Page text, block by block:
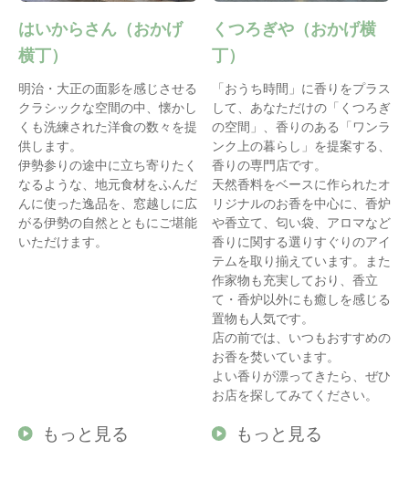
はいからさん（おかげ
横丁）
明治・大正の面影を感じさせる
クラシックな空間の中、懐かし
くも洗練された洋食の数々を提
供します。
伊勢参りの途中に立ち寄りたく
なるような、地元食材をふんだ
んに使った逸品を、窓越しに広
がる伊勢の自然とともにご堪能
いただけます。
もっと見る
くつろぎや（おかげ横
丁）
「おうち時間」に香りをプラス
して、あなただけの「くつろぎ
の空間」、香りのある「ワンラ
ンク上の暮らし」を提案する、
香りの専門店です。
天然香料をベースに作られたオ
リジナルのお香を中心に、香炉
や香立て、匂い袋、アロマなど
香りに関する選りすぐりのアイ
テムを取り揃えています。また
作家物も充実しており、香立
て・香炉以外にも癒しを感じる
置物も人気です。
店の前では、いつもおすすめの
お香を焚いています。
よい香りが漂ってきたら、ぜひ
お店を探してみてください。
もっと見る